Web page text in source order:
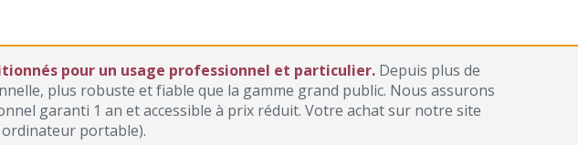
pour un usage professionnel et particulier. Depuis plus de
plus robuste et fiable que la gamme grand public. Nous assurons
garanti 1 an et accessible à prix réduit. Votre achat sur notre site
portable).